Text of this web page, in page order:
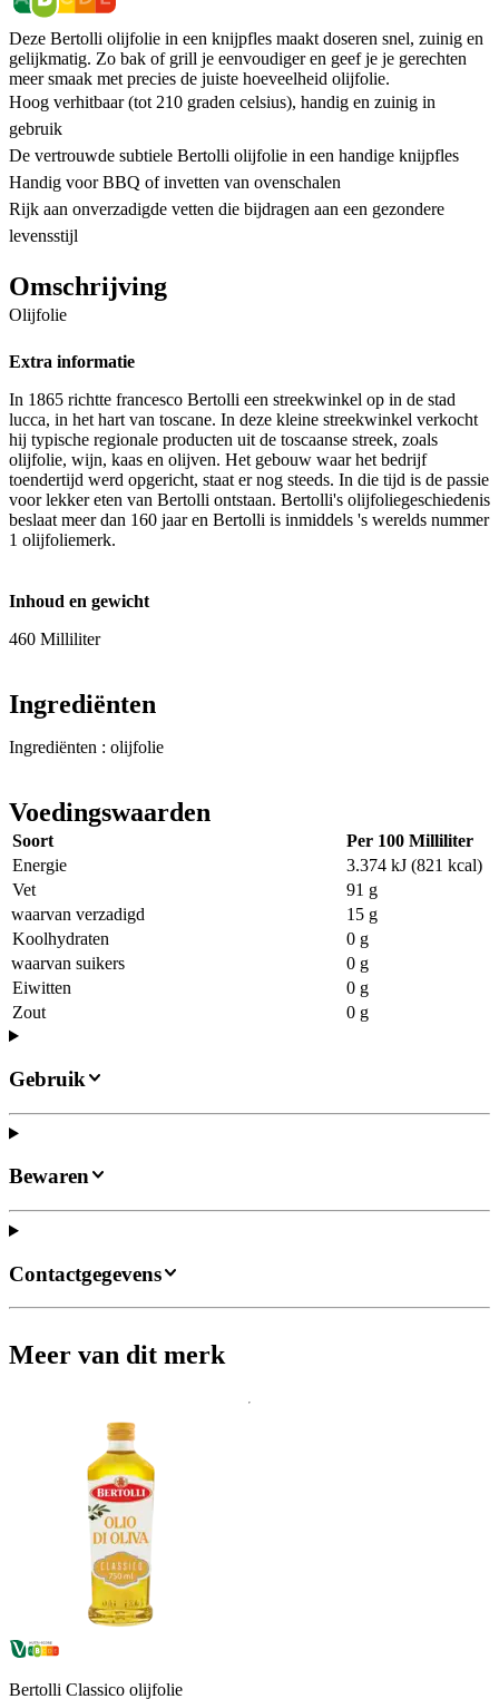
Deze Bertolli olijfolie in een knijpfles maakt doseren snel, zuinig en
gelijkmatig. Zo bak of grill je eenvoudiger en geef je je gerechten
meer smaak met precies de juiste hoeveelheid olijfolie.
Hoog verhitbaar (tot 210 graden celsius), handig en zuinig in
gebruik
De vertrouwde subtiele Bertolli olijfolie in een handige knijpfles
Handig voor BBQ of invetten van ovenschalen
Rijk aan onverzadigde vetten die bijdragen aan een gezondere
levensstijl
Omschrijving
Olijfolie
Extra informatie
In 1865 richtte francesco Bertolli een streekwinkel op in de stad
lucca, in het hart van toscane. In deze kleine streekwinkel verkocht
hij typische regionale producten uit de toscaanse streek, zoals
olijfolie, wijn, kaas en olijven. Het gebouw waar het bedrijf
toendertijd werd opgericht, staat er nog steeds. In die tijd is de passie
voor lekker eten van Bertolli ontstaan. Bertolli's olijfoliegeschiedenis
beslaat meer dan 160 jaar en Bertolli is inmiddels 's werelds nummer
1 olijfoliemerk.
Inhoud en gewicht
460 Milliliter
Ingrediënten
Ingrediënten : olijfolie
Voedingswaarden
Soort
Per 100 Milliliter
Energie
3.374 kJ (821 kcal)
Vet
91 g
waarvan verzadigd
15 g
Koolhydraten
0 g
waarvan suikers
0 g
Eiwitten
0 g
Zout
0 g
Gebruik
Bewaren
Contactgegevens
Meer van dit merk
Bertolli Classico olijfolie